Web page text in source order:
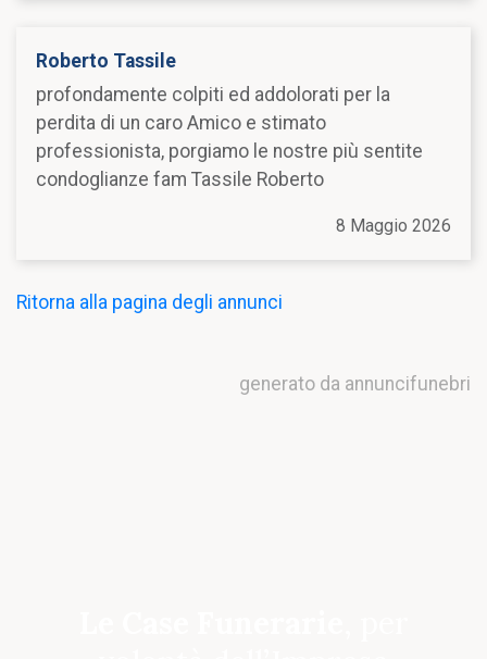
Roberto Tassile
profondamente colpiti ed addolorati per la
perdita di un caro Amico e stimato
professionista, porgiamo le nostre più sentite
condoglianze fam Tassile Roberto
8 Maggio 2026
Ritorna alla pagina degli annunci
generato da annuncifunebri